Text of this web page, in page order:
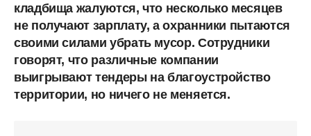
кладбища жалуются, что несколько месяцев
не получают зарплату, а охранники пытаются
своими силами убрать мусор. Сотрудники
говорят, что различные компании
выигрывают тендеры на благоустройство
территории, но ничего не меняется.